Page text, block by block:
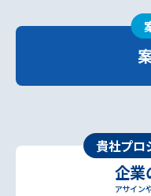
貴社プロ
企業
アサイン